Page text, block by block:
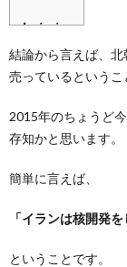
結論から言えば、
売っているというこ
2015年のちょうど
存知かと思います。
簡単に言えば、
「イランは核開発
ということです。